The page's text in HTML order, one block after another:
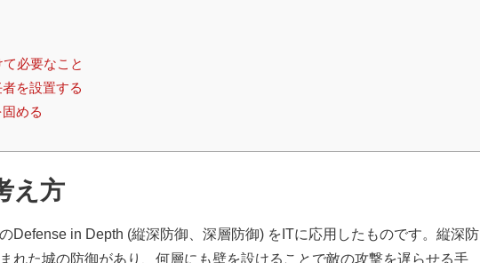
必要なこと
を設置する
める
え方
Defense in Depth (縦深防御、深層防御) をITに応用したものです。縦深防
れた城の防御があり、何層にも壁を設けることで敵の攻撃を遅らせる手